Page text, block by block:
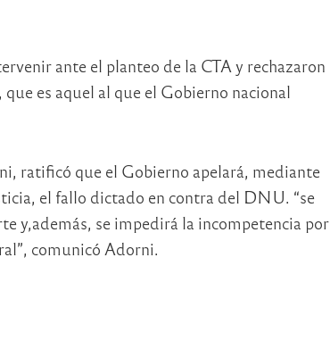
ante el planteo de la CTA y rechazaron
es aquel al que el Gobierno nacional
ratificó que el Gobierno apelará, mediante
el fallo dictado en contra del DNU. “se
y,además, se impedirá la incompetencia por
comunicó Adorni.